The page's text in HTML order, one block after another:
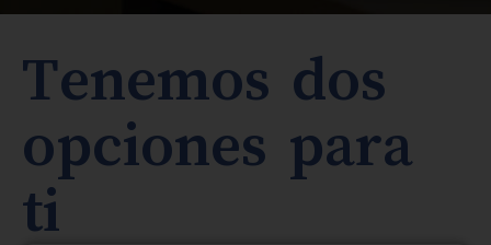
Tenemos dos
opciones para
ti